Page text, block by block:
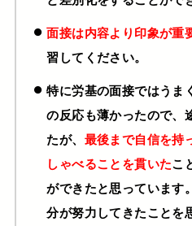
面接は内容より印象が重
習してください。
特に労基の面接ではうま
の反応も薄かったので、
たが、 最後まで自信を持
しゃべることを貫いたこ
ができたと思っています
分が努力してきたことを